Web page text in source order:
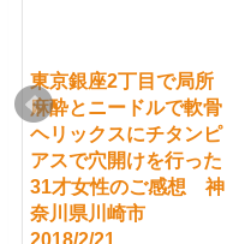
東京銀座2丁目で局所
麻酔とニードルで軟骨
ヘリックスにチタンピ
アスで穴開けを行った
31才女性のご感想 神
奈川県川崎市
2018/2/21